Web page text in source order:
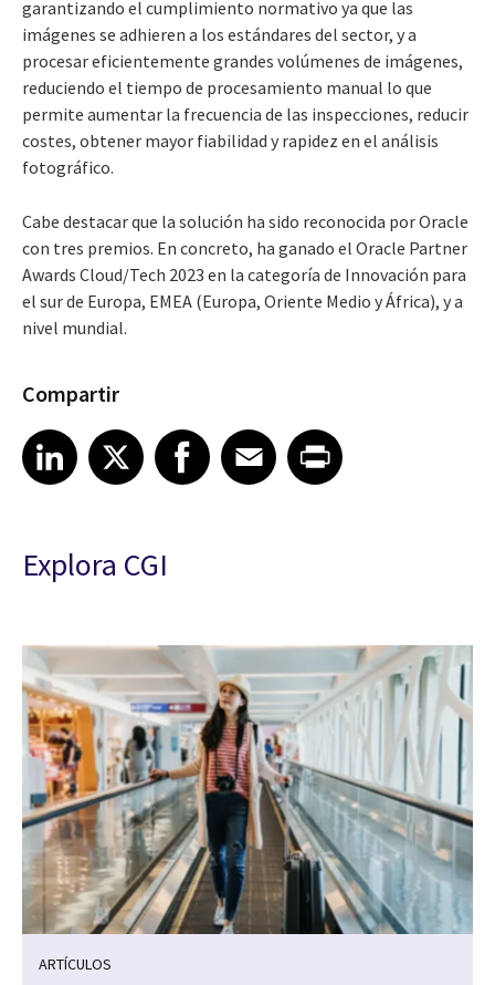
garantizando el cumplimiento normativo ya que las
imágenes se adhieren a los estándares del sector, y a
procesar eficientemente grandes volúmenes de imágenes,
reduciendo el tiempo de procesamiento manual lo que
permite aumentar la frecuencia de las inspecciones, reducir
costes, obtener mayor fiabilidad y rapidez en el análisis
fotográfico.
Cabe destacar que la solución ha sido reconocida por Oracle
con tres premios. En concreto, ha ganado el Oracle Partner
Awards Cloud/Tech 2023 en la categoría de Innovación para
el sur de Europa, EMEA (Europa, Oriente Medio y África), y a
nivel mundial.
Compartir
Share article on LinkedIn
LinkedIn
Share article on XShare article on Facebook
Facebook
Share article on Email
EmailShare article on Print
Explora CGI
ARTÍCULOS